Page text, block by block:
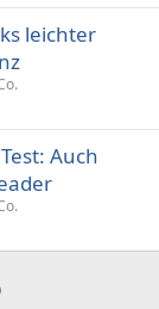
leichter
Auch
Link